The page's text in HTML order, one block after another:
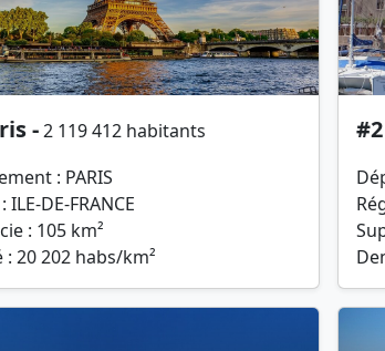
-2 119 412 habitants
: PARIS
ILE-DE-FRANCE
: 105 km²
: 20 202 habs/km²